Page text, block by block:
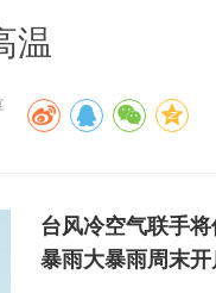
温
台风冷空气联手
暴雨大暴雨周末开